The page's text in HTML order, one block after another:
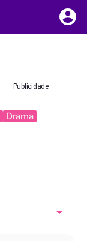
Publicidade
Drama